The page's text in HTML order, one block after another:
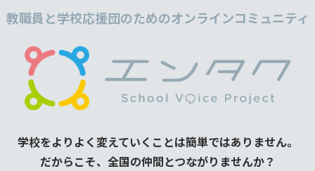
教職員と学校応援団のためのオンラインコミュニティ
学校をよりよく変えていくことは簡単ではありません。
だからこそ、全国の仲間とつながりませんか？